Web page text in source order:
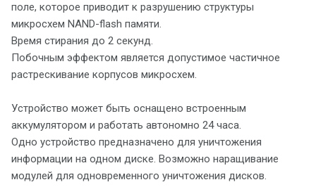
поле, которое приводит к разрушению структуры
микросхем NAND-flash памяти.
Время стирания до 2 секунд.
Побочным эффектом является допустимое частичное
растрескивание корпусов микросхем.
Устройство может быть оснащено встроенным
аккумулятором и работать автономно 24 часа.
Одно устройство предназначено для уничтожения
информации на одном диске. Возможно наращивание
модулей для одновременного уничтожения дисков.